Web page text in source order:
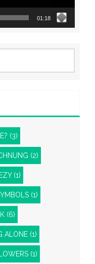
01:18
(3)
(2)
(1)
(1)
(6)
ALONE (1)
(1)